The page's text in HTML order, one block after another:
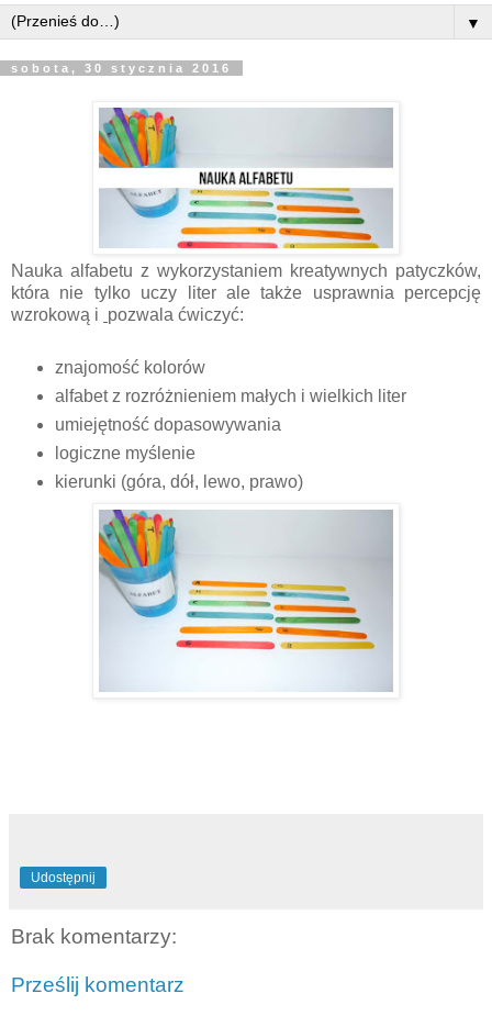
▼
sobota, 30 stycznia 2016
Nauka alfabetu z wykorzystaniem kreatywnych patyczków,
która nie tylko uczy liter ale także usprawnia percepcję
wzrokową i pozwala ćwiczyć:
znajomość kolorów
alfabet z rozróżnieniem małych i wielkich liter
umiejętność dopasowywania
logiczne myślenie
kierunki (góra, dół, lewo, prawo)
Udostępnij
Brak komentarzy:
Prześlij komentarz